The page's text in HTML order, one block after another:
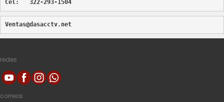
Cel:   322-293-1504
Ventas@dasacctv.net
redes
correos